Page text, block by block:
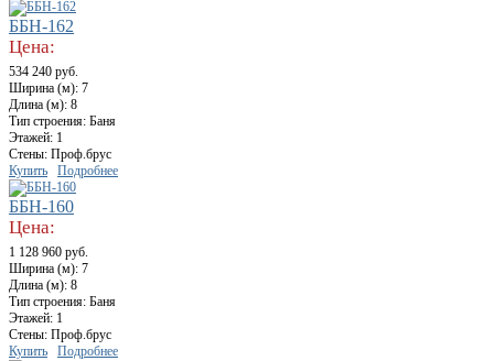
ББН-162
Цена:
534 240 руб.
Ширина (м): 7
Длина (м): 8
Тип строения: Баня
Этажей: 1
Стены: Проф.брус
Купить
Подробнее
ББН-160
Цена:
1 128 960 руб.
Ширина (м): 7
Длина (м): 8
Тип строения: Баня
Этажей: 1
Стены: Проф.брус
Купить
Подробнее